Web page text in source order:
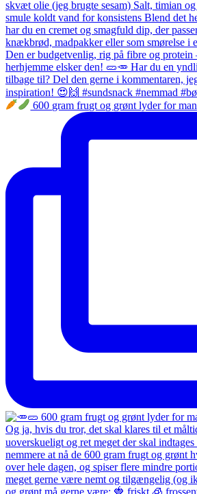
600 gram frugt og grønt lyder for